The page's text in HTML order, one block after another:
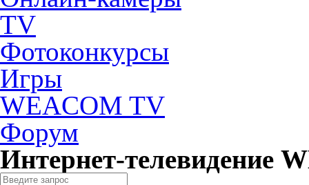
TV
Фотоконкурсы
Игры
WEACOM TV
Форум
Интернет-телевидение